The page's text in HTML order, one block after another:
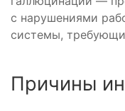
с нарушениями
системы,
Причины